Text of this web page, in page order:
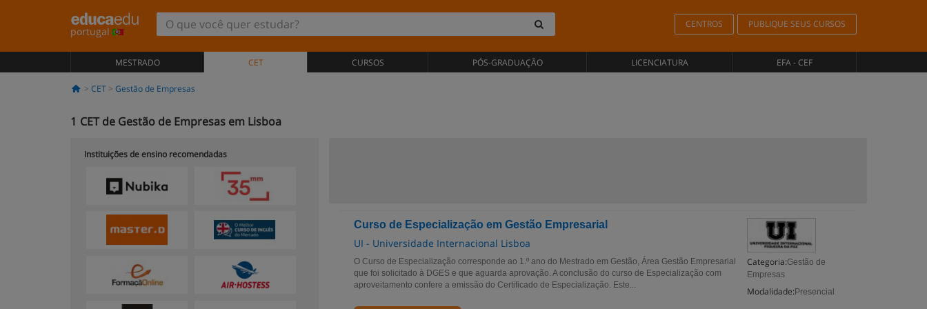
portugal
CENTROS PUBLIQUE SEUS CURSOS
MESTRADO CET CURSOS PÓS-GRADUAÇÃO LICENCIATURA EFA - CEF
CET Gestão de Empresas
1 CET de Gestão de Empresas em Lisboa
Curso de Especialização em Gestão Empresarial
UI - Universidade Internacional Lisboa
Categoria:Gestão de
Empresas
Modalidade: Presencial
O Curso de Especialização corresponde ao 1.º ano do Mestrado em Gestão, Área Gestão Empresarial
que foi solicitado à DGES e que aguarda aprovação. A conclusão do curso de Especialização com
aproveitamento confere a emissão do Certificado de Especialização. Este...
Instituições de ensino recomendadas